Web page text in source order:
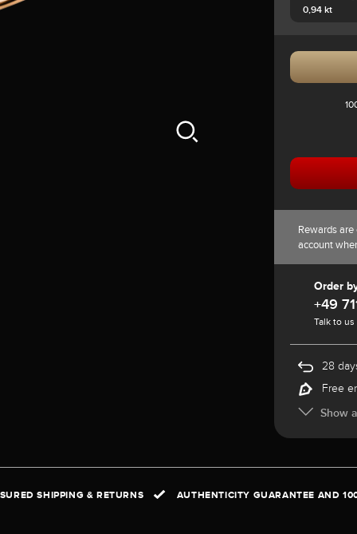
Rewards
account
Order
+49
Talk to
28
Free
Show
SHIPPING & RETURNS AUTHENTICITY GUARANTEE AND